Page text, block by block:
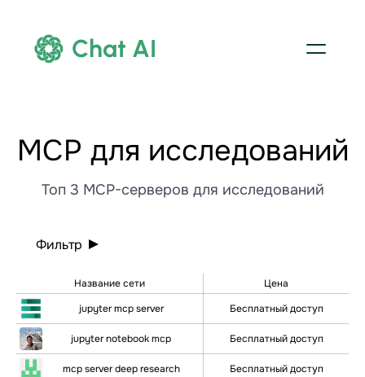
Chat AI
МСР для исследований
Топ 3 MCP-серверов для исследований
Фильтр
Название сети
Цена
jupyter mcp server
Бесплатный доступ
jupyter notebook mcp Бесплатный доступ
mcp server deep research Бесплатный доступ